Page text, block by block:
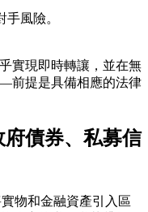
風險。
實現即時轉讓，並在無
前提是具備相應的法律
債券、私募信
物和金融資產引入區